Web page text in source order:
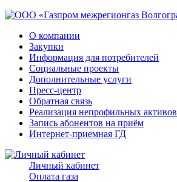
О компании
Закупки
Информация для потребителей
Социальные проекты
Дополнительные услуги
Пресс-центр
Обратная связь
Реализация непрофильных активов
Запись абонентов на приём
Интернет-приемная ГД
Личный кабинет
Оплата газа